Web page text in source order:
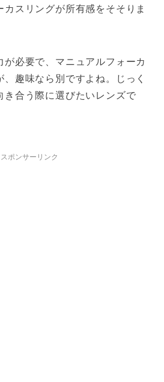
カスリングが所有感をそそりま
が必要で、マニュアルフォーカ
趣味なら別ですよね。じっく
き合う際に選びたいレンズで
スポンサーリンク